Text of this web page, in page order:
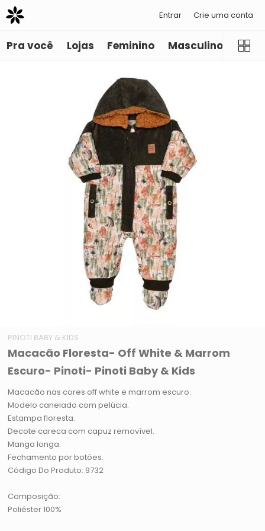
Entrar Crie uma conta
Pra você Lojas Feminino Masculino
PINOTI BABY & KIDS
Macacão Floresta- Off White & Marrom
Escuro- Pinoti- Pinoti Baby & Kids
Macacão nas cores off white e marrom escuro.
Modelo canelado com pelúcia.
Estampa floresta.
Decote careca com capuz removível.
Manga longa.
Fechamento por botões.
Código Do Produto: 9732
Composição:
Poliéster 100%